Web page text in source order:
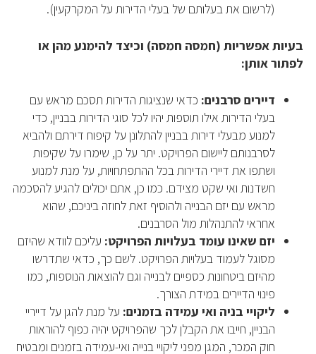
(לרשום את בעלותם של בעלי הדירות על המקרקעין).
בעיות אפשריות (חמסה חמסה) וכיצד להימנע מהן או
לפתור אותן:
דיירים סרבנים: כדאי שנציגות הדירות תסכם מראש עם
בעלי הדירות אילו תוספות יהיו לכל סוגי הדירות בבניין, כדי
למנוע מבעלי דירות בבניין להתלונן על קיפוח דירתם ולהביא
לסרבנותם ליישום הפרויקט. יתר על כן, שימרו על שקיפות
ושתפו את דיירי הדירות בכל ההתפתחויות, על מנת למנוע
חשדנות ואי שקט מצידם. כמו כן, אתם יכולים להגיע להסכמה
מראש עם יזם הבנייה ולהוסיף זאת לחוזה ביניכם, שהוא
אחראי להתנהלות מול הסרבנים.
יזם שאינו עומד בעלויות הפרויקט: עליכם לוודא שהיזם
מסוגל לעמוד בעלויות הפרויקט. לשם כך, כדאי שתדרשו
מהיזם ביטחונות כספיים לבנייה וגם להוצאות הנוספות, כמו
פינוי הדיירים במידת הצורך.
ליקויי בניה ואי עמידה בזמנים: על מנת להגן על דייריי
הבניין, חייבו את הקבלן לכך שהפרויקט יהיה כפוף להוראות
חוק המכר, המגן מפני ליקויי בנייה ואי-עמידה בזמנים ומבטיח